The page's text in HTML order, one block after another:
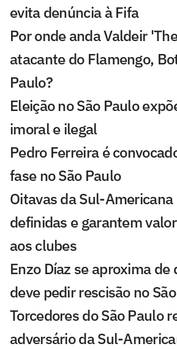
evita denúncia à Fifa
Por onde anda Valdeir
atacante do Flamengo,
Paulo?
Eleição no São Paulo
imoral e ilegal
Pedro Ferreira é
fase no São Paulo
Oitavas da Sul-Americana
definidas e garantem
aos clubes
Enzo Díaz se aproxima de
deve pedir rescisão no
Torcedores do São Paulo
adversário da Sul-